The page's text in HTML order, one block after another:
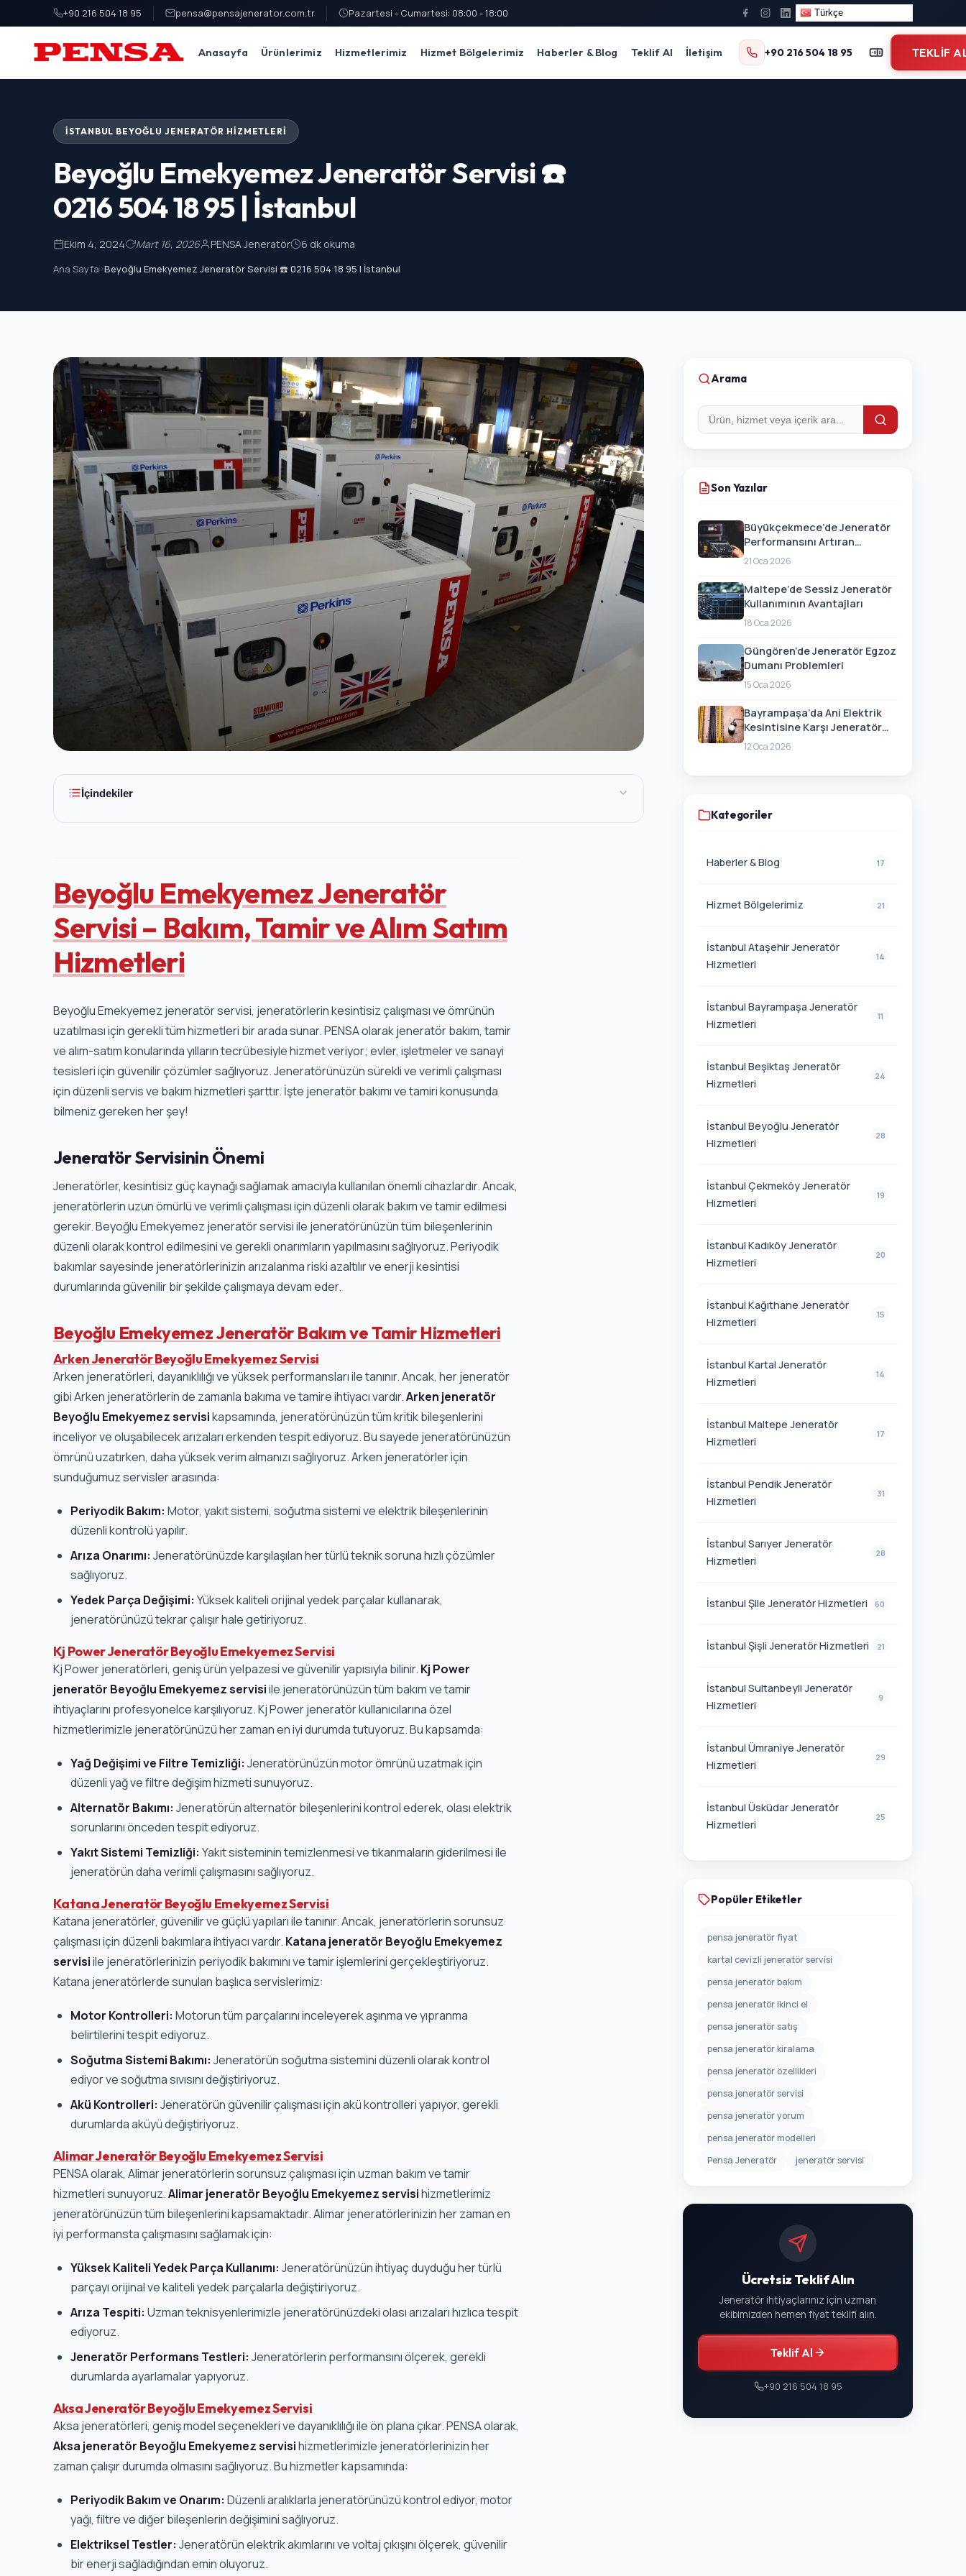
+90 216 504 18 95 pensa@pensajenerator.com.tr Pazartesi - Cumartesi: 08:00 - 18:00 Türkçe
PENSA Generator
Anasayfa Ürünlerimiz Hizmetlerimiz Hizmet Bölgelerimiz Haberler & Blog Teklif Al İletişim +90 216 504 18 95 TEKLIF
İSTANBUL BEYOĞLU JENERATÖR HIZMETLERI
Beyoğlu Emekyemez Jeneratör Servisi ☎️
0216 504 18 95 | İstanbul
Ekim 4, 2024 Mart 16, 2026 PENSA Jeneratör 6 dk okuma
Ana Sayfa>Beyoğlu Emekyemez Jeneratör Servisi ☎️ 0216 504 18 95 | İstanbul
İçindekiler
Beyoğlu Emekyemez Jeneratör
Servisi – Bakım, Tamir ve Alım Satım
Hizmetleri
Beyoğlu Emekyemez jeneratör servisi, jeneratörlerin kesintisiz çalışması ve ömrünün
uzatılması için gerekli tüm hizmetleri bir arada sunar. PENSA olarak jeneratör bakım, tamir
ve alım-satım konularında yılların tecrübesiyle hizmet veriyor; evler, işletmeler ve sanayi
tesisleri için güvenilir çözümler sağlıyoruz. Jeneratörünüzün sürekli ve verimli çalışması
için düzenli servis ve bakım hizmetleri şarttır. İşte jeneratör bakımı ve tamiri konusunda
bilmeniz gereken her şey!
Jeneratör Servisinin Önemi
Jeneratörler, kesintisiz güç kaynağı sağlamak amacıyla kullanılan önemli cihazlardır. Ancak,
jeneratörlerin uzun ömürlü ve verimli çalışması için düzenli olarak bakım ve tamir edilmesi
gerekir. Beyoğlu Emekyemez jeneratör servisi ile jeneratörünüzün tüm bileşenlerinin
düzenli olarak kontrol edilmesini ve gerekli onarımların yapılmasını sağlıyoruz. Periyodik
bakımlar sayesinde jeneratörlerinizin arızalanma riski azaltılır ve enerji kesintisi
durumlarında güvenilir bir şekilde çalışmaya devam eder.
Beyoğlu Emekyemez Jeneratör Bakım ve Tamir Hizmetleri
Arken Jeneratör Beyoğlu Emekyemez Servisi
Arken jeneratörleri, dayanıklılığı ve yüksek performansları ile tanınır. Ancak, her jeneratör
gibi Arken jeneratörlerin de zamanla bakıma ve tamire ihtiyacı vardır.Arken jeneratör
Beyoğlu Emekyemez servisikapsamında, jeneratörünüzün tüm kritik bileşenlerini
inceliyor ve oluşabilecek arızaları erkenden tespit ediyoruz. Bu sayede jeneratörünüzün
ömrünü uzatırken, daha yüksek verim almanızı sağlıyoruz. Arken jeneratörler için
sunduğumuz servisler arasında:
Periyodik Bakım: Motor, yakıt sistemi, soğutma sistemi ve elektrik bileşenlerinin
düzenli kontrolü yapılır.
Arıza Onarımı: Jeneratörünüzde karşılaşılan her türlü teknik soruna hızlı çözümler
sağlıyoruz.
Yedek Parça Değişimi: Yüksek kaliteli orijinal yedek parçalar kullanarak,
jeneratörünüzü tekrar çalışır hale getiriyoruz.
Kj Power Jeneratör Beyoğlu Emekyemez Servisi
Kj Power jeneratörleri, geniş ürün yelpazesi ve güvenilir yapısıyla bilinir. Kj Power
jeneratör Beyoğlu Emekyemez servisiile jeneratörünüzün tüm bakım ve tamir
ihtiyaçlarını profesyonelce karşılıyoruz. Kj Power jeneratör kullanıcılarına özel
hizmetlerimizle jeneratörünüzü her zaman en iyi durumda tutuyoruz. Bu kapsamda:
Yağ Değişimi ve Filtre Temizliği: Jeneratörünüzün motor ömrünü uzatmak için
düzenli yağ ve filtre değişim hizmeti sunuyoruz.
Alternatör Bakımı: Jeneratörün alternatör bileşenlerini kontrol ederek, olası elektrik
sorunlarını önceden tespit ediyoruz.
Yakıt Sistemi Temizliği: Yakıt sisteminin temizlenmesi ve tıkanmaların giderilmesi ile
jeneratörün daha verimli çalışmasını sağlıyoruz.
Katana Jeneratör Beyoğlu Emekyemez Servisi
Katana jeneratörler, güvenilir ve güçlü yapıları ile tanınır. Ancak, jeneratörlerin sorunsuz
çalışması için düzenli bakımlara ihtiyacı vardır. Katana jeneratör Beyoğlu Emekyemez
servisiile jeneratörlerinizin periyodik bakımını ve tamir işlemlerini gerçekleştiriyoruz.
Katana jeneratörlerde sunulan başlıca servislerimiz:
Motor Kontrolleri: Motorun tüm parçalarını inceleyerek aşınma ve yıpranma
belirtilerini tespit ediyoruz.
Soğutma Sistemi Bakımı: Jeneratörün soğutma sistemini düzenli olarak kontrol
ediyor ve soğutma sıvısını değiştiriyoruz.
Akü Kontrolleri: Jeneratörün güvenilir çalışması için akü kontrolleri yapıyor, gerekli
durumlarda aküyü değiştiriyoruz.
Alimar Jeneratör Beyoğlu Emekyemez Servisi
PENSA olarak, Alimar jeneratörlerin sorunsuz çalışması için uzman bakım ve tamir
hizmetleri sunuyoruz.Alimar jeneratör Beyoğlu Emekyemez servisihizmetlerimiz
jeneratörünüzün tüm bileşenlerini kapsamaktadır. Alimar jeneratörlerinizin her zaman en
iyi performansta çalışmasını sağlamak için:
Yüksek Kaliteli Yedek Parça Kullanımı: Jeneratörünüzün ihtiyaç duyduğu her türlü
parçayı orijinal ve kaliteli yedek parçalarla değiştiriyoruz.
Arıza Tespiti: Uzman teknisyenlerimizle jeneratörünüzdeki olası arızaları hızlıca tespit
ediyoruz.
Jeneratör Performans Testleri: Jeneratörlerin performansını ölçerek, gerekli
durumlarda ayarlamalar yapıyoruz.
Aksa Jeneratör Beyoğlu Emekyemez Servisi
Aksa jeneratörleri, geniş model seçenekleri ve dayanıklılığı ile ön plana çıkar. PENSA olarak,
Aksa jeneratör Beyoğlu Emekyemez servisihizmetlerimizle jeneratörlerinizin her
zaman çalışır durumda olmasını sağlıyoruz. Bu hizmetler kapsamında:
Periyodik Bakım ve Onarım: Düzenli aralıklarla jeneratörünüzü kontrol ediyor, motor
yağı, filtre ve diğer bileşenlerin değişimini sağlıyoruz.
Elektriksel Testler: Jeneratörün elektrik akımlarını ve voltaj çıkışını ölçerek, güvenilir
bir enerji sağladığından emin oluyoruz.
Arama
Arama:
Son Yazılar
Büyükçekmece’de Jeneratör
Performansını Artıran
Güncellemeler
21 Oca 2026
Maltepe’de Sessiz Jeneratör
Kullanımının Avantajları
18 Oca 2026
Güngören’de Jeneratör Egzoz
Dumanı Problemleri
15 Oca 2026
Bayrampaşa’da Ani Elektrik
Kesintisine Karşı Jeneratör
Hazırlığı
12 Oca 2026
Kategoriler
Haberler & Blog 17
Hizmet Bölgelerimiz 21
İstanbul Ataşehir Jeneratör
Hizmetleri
14
İstanbul Bayrampaşa Jeneratör
Hizmetleri
11
İstanbul Beşiktaş Jeneratör
Hizmetleri
24
İstanbul Beyoğlu Jeneratör
Hizmetleri
28
İstanbul Çekmeköy Jeneratör
Hizmetleri
19
İstanbul Kadıköy Jeneratör
Hizmetleri
20
İstanbul Kağıthane Jeneratör
Hizmetleri
15
İstanbul Kartal Jeneratör
Hizmetleri
14
İstanbul Maltepe Jeneratör
Hizmetleri
17
İstanbul Pendik Jeneratör
Hizmetleri
31
İstanbul Sarıyer Jeneratör
Hizmetleri
28
İstanbul Şile Jeneratör Hizmetleri 60
İstanbul Şişli Jeneratör Hizmetleri 21
İstanbul Sultanbeyli Jeneratör
Hizmetleri
9
İstanbul Ümraniye Jeneratör
Hizmetleri
29
İstanbul Üsküdar Jeneratör
Hizmetleri
25
Popüler Etiketler
pensa jeneratör fiyat
kartal cevizli jeneratör servisi
pensa jeneratör bakım
pensa jeneratör ikinci el
pensa jeneratör satış
pensa jeneratör kiralama
pensa jeneratör özellikleri
pensa jeneratör servisi
pensa jeneratör yorum
pensa jeneratör modelleri
Pensa Jeneratör
jeneratör servisi
Ücretsiz Teklif Alın
Jeneratör ihtiyaçlarınız için uzman
ekibimizden hemen fiyat teklifi alın.
Teklif Al
+90 216 504 18 95